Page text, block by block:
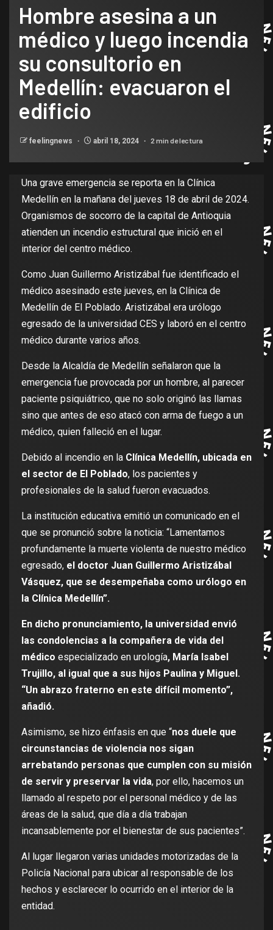
Hombre asesina a un
médico y luego incendia
su consultorio en
Medellín: evacuaron el
edificio
feelingnews abril 18, 2024 2 min de lectura
Una grave emergencia se reporta en la Clínica
Medellín en la mañana del jueves 18 de abril de 2024.
Organismos de socorro de la capital de Antioquia
atienden un incendio estructural que inició en el
interior del centro médico.
Como Juan Guillermo Aristizábal fue identificado el
médico asesinado este jueves, en la Clínica de
Medellín de El Poblado. Aristizábal era urólogo
egresado de la universidad CES y laboró en el centro
médico durante varios años.
Desde la Alcaldía de Medellín señalaron que la
emergencia fue provocada por un hombre, al parecer
paciente psiquiátrico, que no solo originó las llamas
sino que antes de eso atacó con arma de fuego a un
médico, quien falleció en el lugar.
Debido al incendio en la Clínica Medellín, ubicada en
el sector de El Poblado, los pacientes y
profesionales de la salud fueron evacuados.
La institución educativa emitió un comunicado en el
que se pronunció sobre la noticia: “Lamentamos
profundamente la muerte violenta de nuestro médico
egresado, el doctor Juan Guillermo Aristizábal
Vásquez, que se desempeñaba como urólogo en
la Clínica Medellín”.
En dicho pronunciamiento, la universidad envió
las condolencias a la compañera de vida del
médico especializado en urología, María Isabel
Trujillo, al igual que a sus hijos Paulina y Miguel.
“Un abrazo fraterno en este difícil momento”,
añadió.
Asimismo, se hizo énfasis en que “nos duele que
circunstancias de violencia nos sigan
arrebatando personas que cumplen con su misión
de servir y preservar la vida, por ello, hacemos un
llamado al respeto por el personal médico y de las
áreas de la salud, que día a día trabajan
incansablemente por el bienestar de sus pacientes”.
Al lugar llegaron varias unidades motorizadas de la
Policía Nacional para ubicar al responsable de los
hechos y esclarecer lo ocurrido en el interior de la
entidad.